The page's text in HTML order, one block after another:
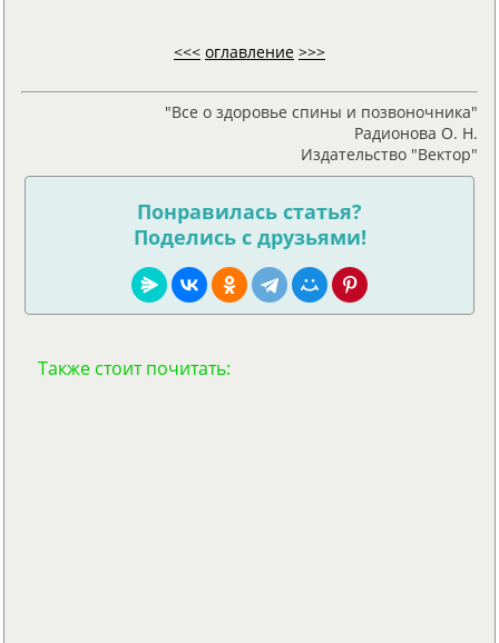
<<< оглавление >>>
"Все о здоровье спины и позвоночника"
Радионова О. Н.
Издательство "Вектор"
Понравилась статья?
Поделись с друзьями!
Также стоит почитать: